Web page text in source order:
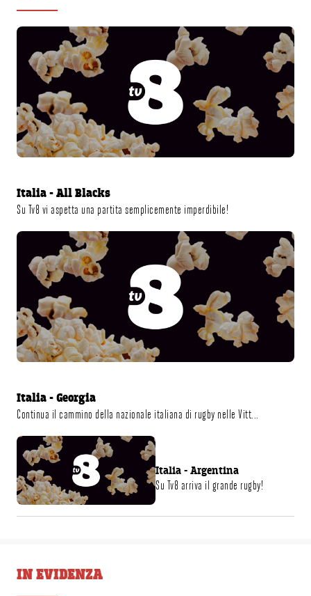
Italia - All Blacks
Su Tv8 vi aspetta una partita semplicemente imperdibile!
Italia - Georgia
Continua il cammino della nazionale italiana di rugby nelle Vitt...
Italia - Argentina
Su Tv8 arriva il grande rugby!
IN EVIDENZA